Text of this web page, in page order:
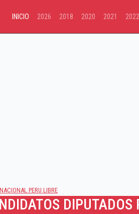
INICIO 2026 2018 2020 2021 2022
PERU LIBRE